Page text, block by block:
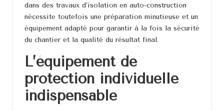
dans des travaux d’isolation en auto-construction
nécessite toutefois une préparation minutieuse et un
équipement adapté pour garantir à la fois la sécurité
du chantier et la qualité du résultat final.
L’équipement de
protection individuelle
indispensable